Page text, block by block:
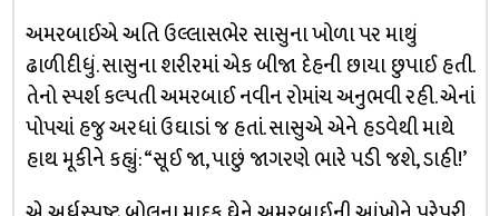
અમરબાઈએ અતિ ઉલ્લાસભેર સાસુના ખોળા પર માથું
ઢાળીદીધું. સાસુના શરીરમાં એક બીજા દેહની છાયા છુપાઈ હતી.
તેનો સ્પર્શ કલ્પતી અમરબાઈ નવીન રોમાંચ અનુભવી રહી. એનાં
પોપચાં હજુ અરધાં ઉઘાડાં જ હતાં. સાસુએ એને હડવેથી માથે
હાથ મૂકીને કહ્યું: “સૂઈ જા, પાછું જાગરણે ભારે પડી જશે, ડાહી!’